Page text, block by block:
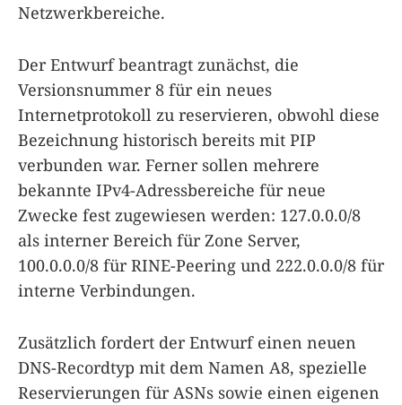
Netzwerkbereiche.
Der Entwurf beantragt zunächst, die
Versionsnummer 8 für ein neues
Internetprotokoll zu reservieren, obwohl diese
Bezeichnung historisch bereits mit PIP
verbunden war. Ferner sollen mehrere
bekannte IPv4-Adressbereiche für neue
Zwecke fest zugewiesen werden: 127.0.0.0/8
als interner Bereich für Zone Server,
100.0.0.0/8 für RINE-Peering und 222.0.0.0/8 für
interne Verbindungen.
Zusätzlich fordert der Entwurf einen neuen
DNS-Recordtyp mit dem Namen A8, spezielle
Reservierungen für ASNs sowie einen eigenen